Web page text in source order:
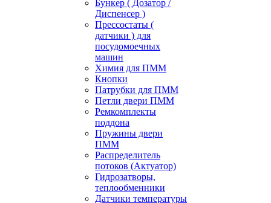
Бункер ( Дозатор /
Диспенсер )
Прессостаты (
датчики ) для
посудомоечных
машин
Химия для ПММ
Кнопки
Патрубки для ПММ
Петли двери ПММ
Ремкомплекты
поддона
Пружины двери
ПММ
Распределитель
потоков (Актуатор)
Гидрозатворы,
теплообменники
Датчики температуры